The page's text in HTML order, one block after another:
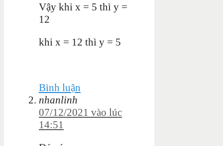
Vậy khi x = 5 thì y =
12
khi x = 12 thì y = 5
Bình luận
nhanlinh
07/12/2021 vào lúc
14:51